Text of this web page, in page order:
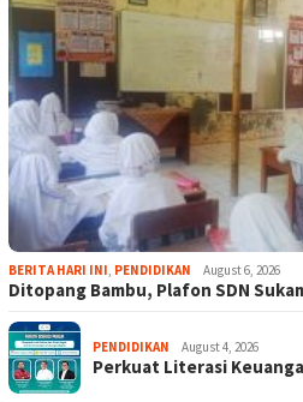
BERITA HARI INI, PENDIDIKAN August 6, 2026
Ditopang Bambu, Plafon SDN
PENDIDIKAN August 4, 2026
Perkuat Literasi